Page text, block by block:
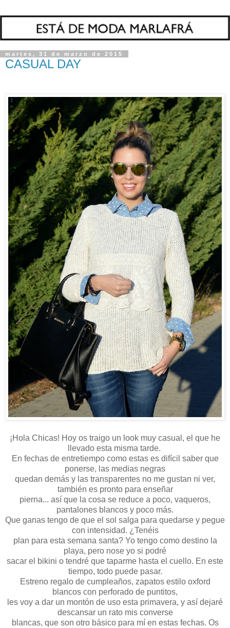
martes, 31 de marzo de 2015
CASUAL DAY
¡Hola Chicas! Hoy os traigo un look muy casual, el que he
llevado esta misma tarde.
En fechas de entretiempo como estas es difícil saber que
ponerse, las medias negras
quedan demás y las transparentes no me gustan ni ver,
también es pronto para enseñar
pierna... así que la cosa se reduce a poco, vaqueros,
pantalones blancos y poco más.
Que ganas tengo de que el sol salga para quedarse y pegue
con intensidad. ¿Tenéis
plan para esta semana santa? Yo tengo como destino la
playa, pero nose yo si podré
sacar el bikini o tendré que taparme hasta el cuello. En este
tiempo, todo puede pasar.
Estreno regalo de cumpleaños, zapatos estilo oxford
blancos con perforado de puntitos,
les voy a dar un montón de uso esta primavera, y así dejaré
descansar un rato mis converse
blancas, que son otro básico para mí en estas fechas. Os